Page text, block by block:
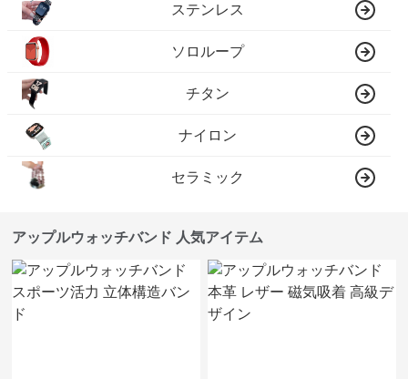
ステンレス
ソロループ
チタン
ナイロン
セラミック
アップルウォッチバンド 人気アイテム